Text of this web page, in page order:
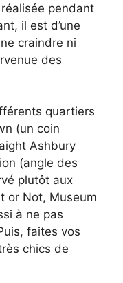
pendant
il est d’une
craindre ni
des
quartiers
(un coin
Ashbury
(angle des
plutôt aux
or Not, Museum
à ne pas
faites vos
chics de